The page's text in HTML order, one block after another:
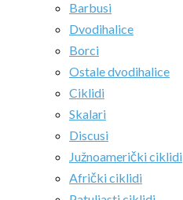
Barbusi
Dvodihalice
Borci
Ostale dvodihalice
Ciklidi
Skalari
Discusi
Južnoamerički ciklidi
Afrički ciklidi